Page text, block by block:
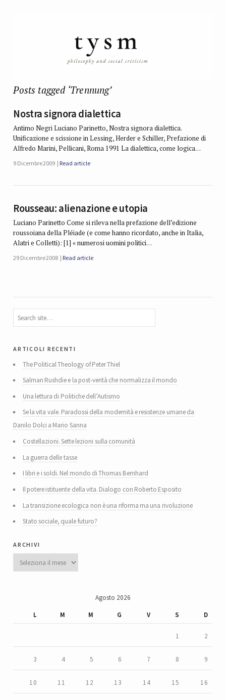
Posts tagged ‘Trennung’
Nostra signora dialettica
Antimo Negri Luciano Parinetto, Nostra signora dialettica.
Unificazione e scissione in Lessing, Herder e Schiller, Prefazione di
Alfredo Marini, Pellicani, Roma 1991 La dialettica, come logica…
9 Dicembre 2009 Read article
Rousseau: alienazione e utopia
Luciano Parinetto Come si rileva nella prefazione dell’edizione
roussoiana della Pléiade (e come hanno ricordato, anche in Italia,
Alatri e Colletti): [1] « numerosi uomini politici…
29 Dicembre 2008 Read article
articoli recenti
The Political Theology of Peter Thiel
Salman Rushdie e la post-verità che normalizza il mondo
Una lettura di Politiche dell’Autismo
Se la vita vale. Paradossi della modernità e resistenze umane da
Danilo Dolci a Mario Sanna
Costellazioni. Sette lezioni sulla comunità
La guerra delle tasse
I libri e i soldi. Nel mondo di Thomas Bernhard
Il potere istituente della vita. Dialogo con Roberto Esposito
La transizione ecologica non è una riforma ma una rivoluzione
Stato sociale, quale futuro?
archivi
Agosto 2026
L
M M G V S D
1 2
3 4 5 6 7 8 9
10 11 12 13 14 15 16